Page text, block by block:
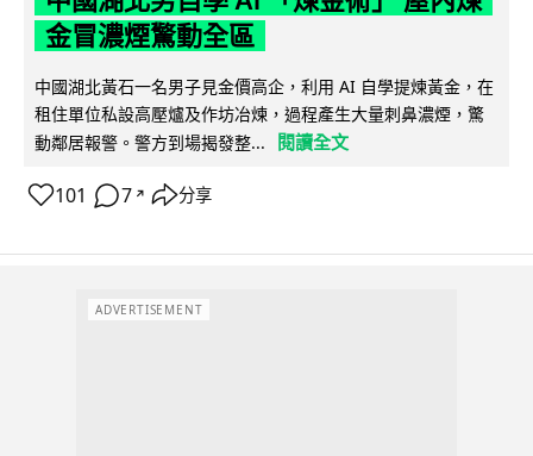
金冒濃煙驚動全區
中國湖北黃石一名男子見金價高企，利用 AI 自學提煉黃金，在
租住單位私設高壓爐及作坊冶煉，過程產生大量刺鼻濃煙，驚
動鄰居報警。警方到場揭發整...
閱讀全文
101 7 ↗ 分享
ADVERTISEMENT